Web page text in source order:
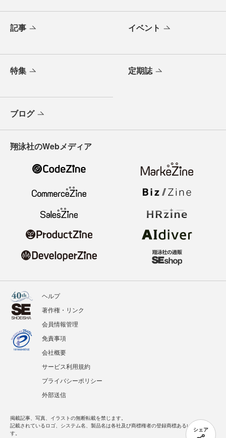
シェア
記事 イベント
特集 定期誌
ブログ
翔泳社のWebメディア
ヘルプ
著作権・リンク
会員情報管理
免責事項
会社概要
サービス利用規約
プライバシーポリシー
外部送信
掲載記事、写真、イラストの無断転載を禁じます。
記載されているロゴ、システム名、製品名は各社及び商標権者の登録商標あるいは商標で
す。